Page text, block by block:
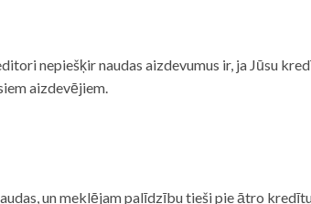
nepiešķir naudas aizdevumus ir, ja Jūsu
aizdevējiem.
un meklējam palīdzību tieši pie ātro